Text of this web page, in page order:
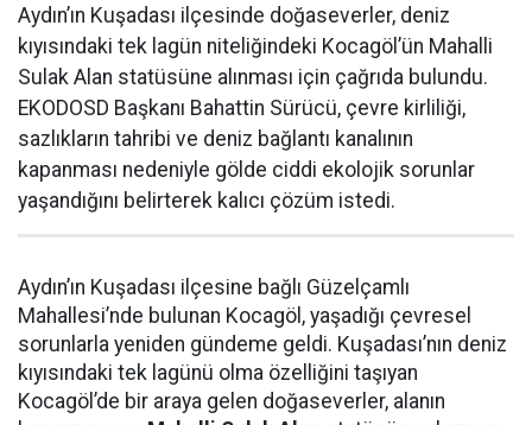
Aydın’ın Kuşadası ilçesinde doğaseverler, deniz
kıyısındaki tek lagün niteliğindeki Kocagöl’ün Mahalli
Sulak Alan statüsüne alınması için çağrıda bulundu.
EKODOSD Başkanı Bahattin Sürücü, çevre kirliliği,
sazlıkların tahribi ve deniz bağlantı kanalının
kapanması nedeniyle gölde ciddi ekolojik sorunlar
yaşandığını belirterek kalıcı çözüm istedi.
Aydın’ın Kuşadası ilçesine bağlı Güzelçamlı
Mahallesi’nde bulunan Kocagöl, yaşadığı çevresel
sorunlarla yeniden gündeme geldi. Kuşadası’nın deniz
kıyısındaki tek lagünü olma özelliğini taşıyan
Kocagöl’de bir araya gelen doğaseverler, alanın